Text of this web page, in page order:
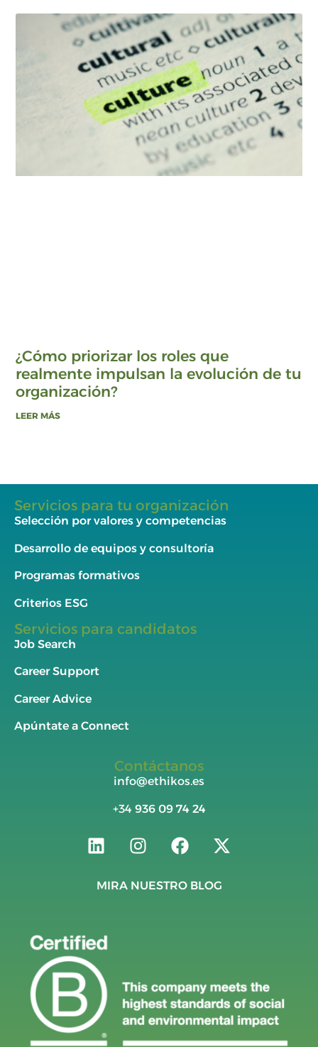
¿Cómo priorizar los roles que
realmente impulsan la evolución de tu
organización?
LEER MÁS
Servicios para tu organización
Selección por valores y competencias
Desarrollo de equipos y consultoría
Programas formativos
Criterios ESG
Servicios para candidatos
Job Search
Career Support
Career Advice
Apúntate a Connect
Contáctanos
info@ethikos.es
+34 936 09 74 24
MIRA NUESTRO BLOG